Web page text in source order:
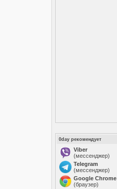
0day рекомендует
Viber
(мессенджер)
Telegram
(мессенджер)
Google Chrome
(браузер)